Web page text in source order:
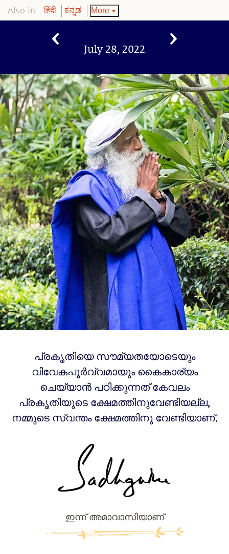
Also in: हिंदी ಕನ್ನಡ More
July 28, 2022
പ്രകൃതിയെ സൗമ്യതയോടെയും
വിവേകപൂർവ്വമായും കൈകാര്യം
ചെയ്യാൻ പഠിക്കുന്നത് കേവലം
പ്രകൃതിയുടെ ക്ഷേമത്തിനുവേണ്ടിയല്ല,
നമ്മുടെ സ്വന്തം ക്ഷേമത്തിനു വേണ്ടിയാണ്.
ഇന്ന് അമാവാസിയാണ്